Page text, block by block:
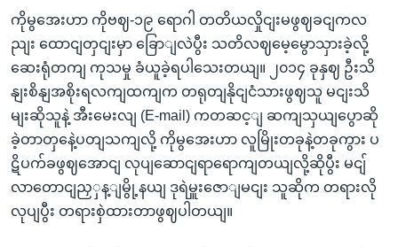
ကိုမွအေးဟာ ကိုဗဈ-၁၉ ရောဂါ တတိယလှိုငျးမဖွဈခငျကလ
ညျး ထောငျတှငျးမှာ ခြောျလဲပွီး သတိလဈမေ့မွောသှားခဲ့လို့
ဆေးရုံတကျ ကုသမှု ခံယူခဲ့ရပါသေးတယျ။ ၂၀၁၄ ခုနှဈ ဦးသိ
နျးစိနျအစိုးရလကျထကျက တရုတျနိုငျငံသားဖွဈသူ မငျးသိ
မျးဆိုသူနဲ့ အီးမေးလျ (E-mail) ကတဆင့ျ ဆကျသှယျပွောဆို
ခဲ့တာတှနေဲ့ပတျသကျလို့ ကိုမွအေးဟာ လူမြိုးတခုနဲ့တခုကွား ပ
ဋိပက်ခဖွဈအောငျ လုပျဆောငျရာရောကျတယျလို့ဆိုပွီး မငျ်
လာတောငျညှှန့ျမွို့နယျ ဒုရဲမှူးဇောျမငျး သူဆိုက တရားလို
လုပျပွီး တရားစှဲထားတာဖွဈပါတယျ။